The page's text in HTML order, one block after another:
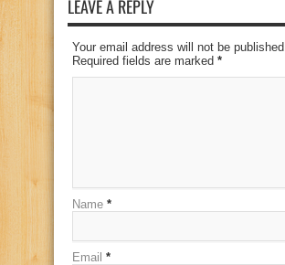
LEAVE A REPLY
Your email address will not be published.
Required fields are marked *
Name *
Email *